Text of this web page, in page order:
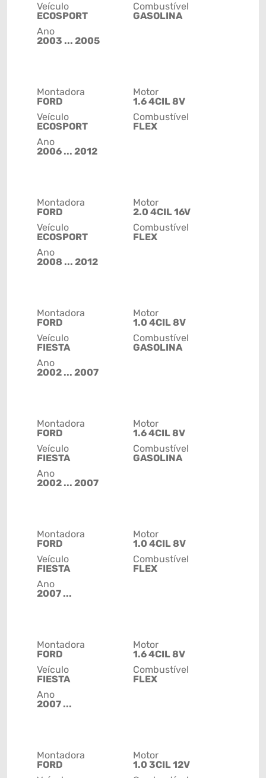
Veículo
ECOSPORT
Ano
2003 ... 2005
Combustível
GASOLINA
Montadora
FORD
Veículo
ECOSPORT
Ano
2006 ... 2012
Motor
1.6 4CIL 8V
Combustível
FLEX
Montadora
FORD
Veículo
ECOSPORT
Ano
2008 ... 2012
Motor
2.0 4CIL 16V
Combustível
FLEX
Montadora
FORD
Veículo
FIESTA
Ano
2002 ... 2007
Motor
1.0 4CIL 8V
Combustível
GASOLINA
Montadora
FORD
Veículo
FIESTA
Ano
2002 ... 2007
Motor
1.6 4CIL 8V
Combustível
GASOLINA
Montadora
FORD
Veículo
FIESTA
Ano
2007 ...
Motor
1.0 4CIL 8V
Combustível
FLEX
Montadora
FORD
Veículo
FIESTA
Ano
2007 ...
Motor
1.6 4CIL 8V
Combustível
FLEX
Montadora
FORD
Motor
1.0 3CIL 12V